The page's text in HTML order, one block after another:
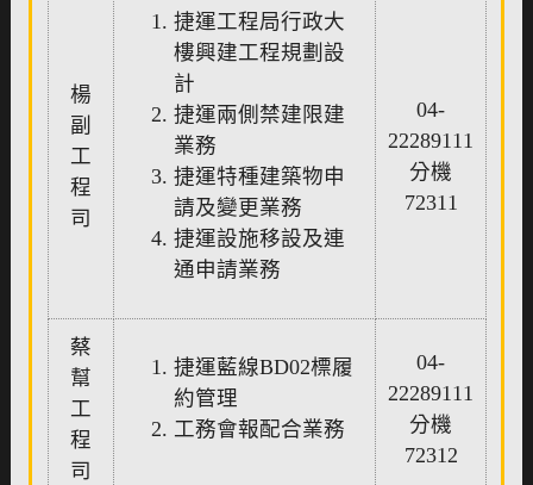
楊
副
工
程
司
捷運工程局行政大
樓興建工程規劃設
計
捷運兩側禁建限建
業務
捷運特種建築物申
請及變更業務
捷運設施移設及連
通申請業務
04-
22289111
分機
72311
蔡
幫
工
程
司
捷運藍線BD02標履
約管理
工務會報配合業務
04-
22289111
分機
72312